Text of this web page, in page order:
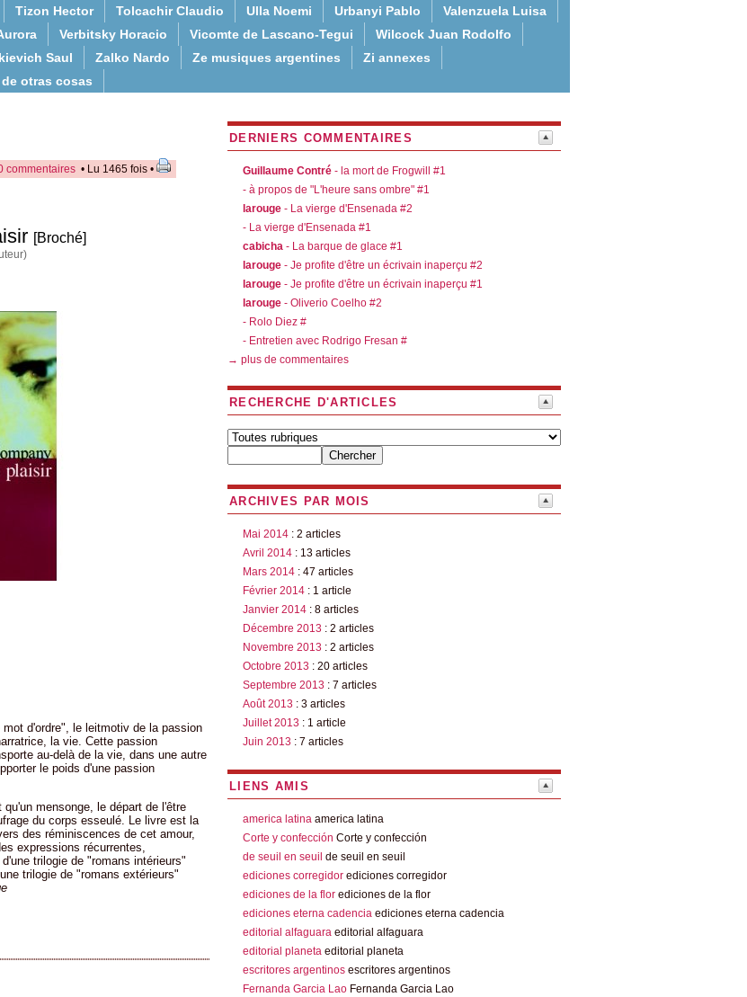
Tizon Hector Tolcachir Claudio Ulla Noemi Urbanyi Pablo
Valenzuela Luisa
Verbitsky Horacio Vicomte de Lascano-Tegui
Wilcock Juan Rodolfo
Saul Zalko Nardo Ze musiques argentines
Zi annexes
otras cosas
commentaires • Lu 1465 fois •
[Broché]
d'ordre", le leitmotiv de la passion
la vie. Cette passion
au-delà de la vie, dans une autre
le poids d'une passion
mensonge, le départ de l'être
du corps esseulé. Le livre est la
des réminiscences de cet amour,
expressions récurrentes,
trilogie de "romans intérieurs"
trilogie de "romans extérieurs"
DERNIERS COMMENTAIRES
Guillaume Contré - la mort de Frogwill #1
- à propos de "L'heure sans ombre" #1
larouge - La vierge d'Ensenada #2
- La vierge d'Ensenada #1
cabicha - La barque de glace #1
larouge - Je profite d'être un écrivain inaperçu #2
larouge - Je profite d'être un écrivain inaperçu #1
larouge - Oliverio Coelho #2
- Rolo Diez #
- Entretien avec Rodrigo Fresan #
→ plus de commentaires
RECHERCHE D'ARTICLES
ARCHIVES PAR MOIS
Mai 2014 : 2 articles
Avril 2014 : 13 articles
Mars 2014 : 47 articles
Février 2014 : 1 article
Janvier 2014 : 8 articles
Décembre 2013 : 2 articles
Novembre 2013 : 2 articles
Octobre 2013 : 20 articles
Septembre 2013 : 7 articles
Août 2013 : 3 articles
Juillet 2013 : 1 article
Juin 2013 : 7 articles
LIENS AMIS
america latina america latina
Corte y confección Corte y confección
de seuil en seuil de seuil en seuil
ediciones corregidor ediciones corregidor
ediciones de la flor ediciones de la flor
ediciones eterna cadencia ediciones eterna cadencia
editorial alfaguara editorial alfaguara
editorial planeta editorial planeta
escritores argentinos escritores argentinos
Fernanda Garcia Lao Fernanda Garcia Lao